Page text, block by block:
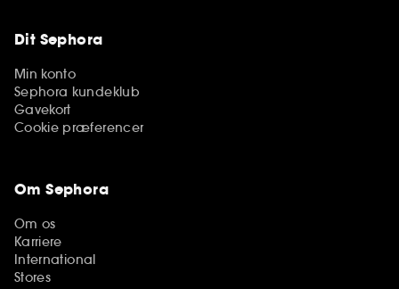
Dit Sephora
Min konto
Sephora kundeklub
Gavekort
Cookie præferencer
Om Sephora
Om os
Karriere
International
Stores